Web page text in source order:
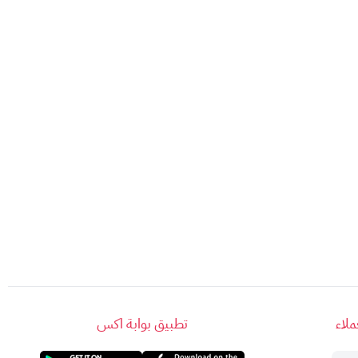
تطبيق بوابة اكس